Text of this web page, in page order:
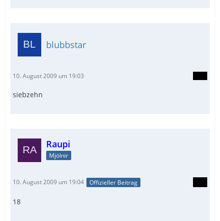
blubbstar
10. August 2009 um 19:03
siebzehn
Raupi
Mjölnir
10. August 2009 um 19:04 Offizieller Beitrag
18